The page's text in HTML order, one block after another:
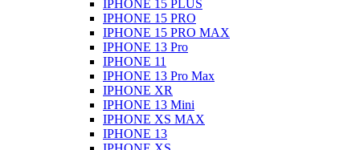
IPHONE 15 PLUS
IPHONE 15 PRO
IPHONE 15 PRO MAX
IPHONE 13 Pro
IPHONE 11
IPHONE 13 Pro Max
IPHONE XR
IPHONE 13 Mini
IPHONE XS MAX
IPHONE 13